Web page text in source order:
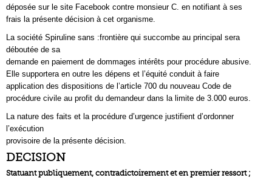
déposée sur le site Facebook contre monsieur C. en notifiant à ses
frais la présente décision à cet organisme.
La société Spiruline sans :frontière qui succombe au principal sera
déboutée de sa
demande en paiement de dommages intérêts pour procédure abusive.
Elle supportera en outre les dépens et l’équité conduit à faire
application des dispositions de l’article 700 du nouveau Code de
procédure civile au profit du demandeur dans la limite de 3.000 euros.
La nature des faits et la procédure d’urgence justifient d’ordonner
l’exécution
provisoire de la présente décision.
DECISION
Statuant publiquement, contradictoirement et en premier ressort ;